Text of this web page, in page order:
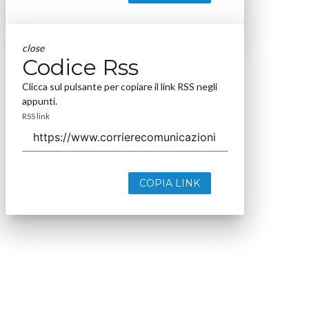
close
Codice Rss
Clicca sul pulsante per copiare il link RSS negli
appunti.
RSS link
COPIA LINK